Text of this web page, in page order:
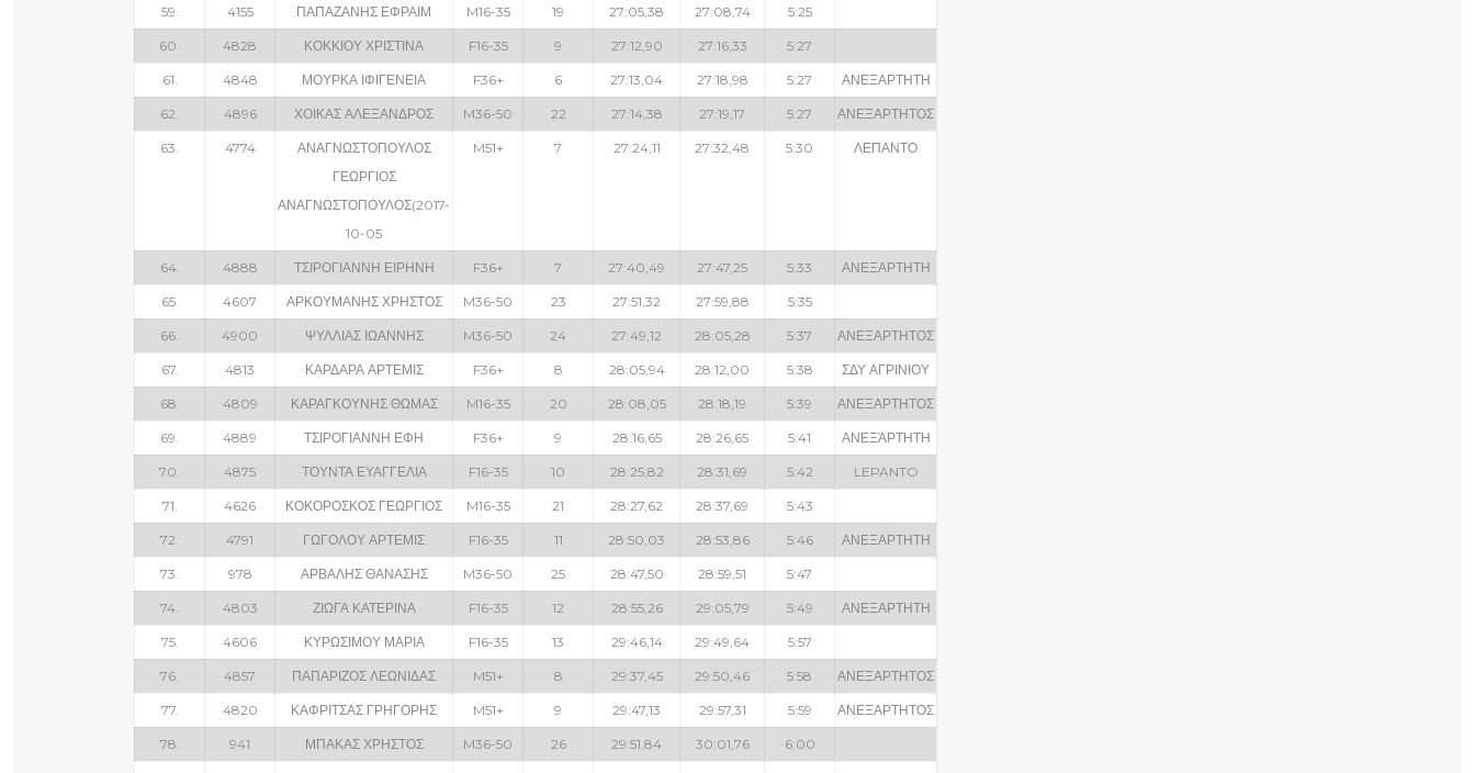
59. 4155 ΠΑΠΑΖΑΝΗΣ ΕΦΡΑΙΜ M16-35 19 27:05,38 27:08,74 5:25
60. 4828 ΚΟΚΚΙΟΥ ΧΡΙΣΤΙΝΑ F16-35 9 27:12,90 27:16,33 5:27
61. 4848 ΜΟΥΡΚΑ ΙΦΙΓΕΝΕΙΑ F36+ 6 27:13,04 27:18,98 5:27 ΑΝΕΞΑΡΤΗΤΗ
62. 4896 ΧΟΙΚΑΣ ΑΛΕΞΑΝΔΡΟΣ M36-50 22 27:14,38 27:19,17 5:27 ΑΝΕΞΑΡΤΗΤΟΣ
63. 4774
ΑΝΑΓΝΩΣΤΟΠΟΥΛΟΣ
ΓΕΩΡΓΙΟΣ
ΑΝΑΓΝΩΣΤΟΠΟΥΛΟΣ(2017-
10-05
M51+ 7 27:24,11 27:32,48 5:30 ΛΕΠΑΝΤΟ
64. 4888 ΤΣΙΡΟΓΙΑΝΝΗ ΕΙΡΗΝΗ F36+ 7 27:40,49 27:47,25 5:33 ΑΝΕΞΑΡΤΗΤΗ
65. 4607 ΑΡΚΟΥΜΑΝΗΣ ΧΡΗΣΤΟΣ M36-50 23 27:51,32 27:59,88 5:35
66. 4900 ΨΥΛΛΙΑΣ ΙΩΑΝΝΗΣ M36-50 24 27:49,12 28:05,28 5:37 ΑΝΕΞΑΡΤΗΤΟΣ
67. 4813 ΚΑΡΔΑΡΑ ΑΡΤΕΜΙΣ F36+ 8 28:05,94 28:12,00 5:38 ΣΔΥ ΑΓΡΙΝΙΟΥ
68. 4809 ΚΑΡΑΓΚΟΥΝΗΣ ΘΩΜΑΣ M16-35 20 28:08,05 28:18,19 5:39 ΑΝΕΞΑΡΤΗΤΟΣ
69. 4889 ΤΣΙΡΟΓΙΑΝΝΗ ΕΦΗ F36+ 9 28:16,65 28:26,65 5:41 ΑΝΕΞΆΡΤΗΤΗ
70. 4875 ΤΟΥΝΤΑ ΕΥΑΓΓΕΛΙΑ F16-35 10 28:25,82 28:31,69 5:42 LEPANTO
71. 4626 ΚΟΚΟΡΟΣΚΟΣ ΓΕΩΡΓΙΟΣ M16-35 21 28:27,62 28:37,69 5:43
72. 4791 ΓΩΓΟΛΟΥ ΑΡΤΕΜΙΣ F16-35 11 28:50,03 28:53,86 5:46 ΑΝΕΞΑΡΤΗΤΗ
73. 978 ΑΡΒΑΛΗΣ ΘΑΝΑΣΗΣ M36-50 25 28:47,50 28:59,51 5:47
74. 4803 ΖΙΩΓΑ ΚΑΤΕΡΙΝΑ F16-35 12 28:55,26 29:05,79 5:49 ΑΝΕΞΑΡΤΗΤΗ
75. 4606 ΚΥΡΩΣΙΜΟΥ ΜΑΡΙΑ F16-35 13 29:46,14 29:49,64 5:57
76. 4857 ΠΑΠΑΡΙΖΟΣ ΛΕΩΝΙΔΑΣ M51+ 8 29:37,45 29:50,46 5:58 ΑΝΕΞΑΡΤΗΤΟΣ
77. 4820 ΚΑΦΡΙΤΣΑΣ ΓΡΗΓΟΡΗΣ M51+ 9 29:47,13 29:57,31 5:59 ΑΝΕΞΑΡΤΗΤΟΣ
78. 941 ΜΠΑΚΑΣ ΧΡΗΣΤΟΣ M36-50 26 29:51,84 30:01,76 6:00